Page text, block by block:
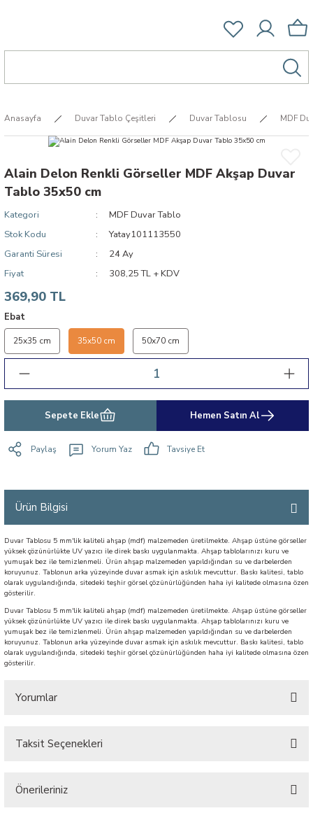
Anasayfa Duvar Tablo Çeşitleri Duvar Tablosu MDF
Alain Delon Renkli Görseller MDF Akşap Duvar
Tablo 35x50 cm
Kategori
MDF Duvar Tablo
Stok Kodu
Yatay101113550
Garanti Süresi
24 Ay
Fiyat
308,25 TL + KDV
369,90 TL
Ebat
25x35 cm 35x50 cm 50x70 cm
Sepete Ekle Hemen Satın Al
Paylaş Yorum Yaz Tavsiye Et
Ürün Bilgisi
Duvar Tablosu 5 mm'lik kaliteli ahşap (mdf) malzemeden üretilmekte. Ahşap üstüne görseller
yüksek çözünürlükte UV yazıcı ile direk baskı uygulanmakta. Ahşap tablolarınızı kuru ve
yumuşak bez ile temizlenmeli. Ürün ahşap malzemeden yapıldığından su ve darbelerden
koruyunuz. Tablonun arka yüzeyinde duvar asmak için askılık mevcuttur. Baskı kalitesi, tablo
olarak uygulandığında, sitedeki teşhir görsel çözünürlüğünden haha iyi kalitede olmasına özen
gösterilir.
Duvar Tablosu 5 mm'lik kaliteli ahşap (mdf) malzemeden üretilmekte. Ahşap üstüne görseller
yüksek çözünürlükte UV yazıcı ile direk baskı uygulanmakta. Ahşap tablolarınızı kuru ve
yumuşak bez ile temizlenmeli. Ürün ahşap malzemeden yapıldığından su ve darbelerden
koruyunuz. Tablonun arka yüzeyinde duvar asmak için askılık mevcuttur. Baskı kalitesi, tablo
olarak uygulandığında, sitedeki teşhir görsel çözünürlüğünden haha iyi kalitede olmasına özen
gösterilir.
Yorumlar
Taksit Seçenekleri
Önerileriniz